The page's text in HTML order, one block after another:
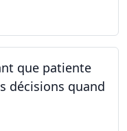
que patiente
décisions quand